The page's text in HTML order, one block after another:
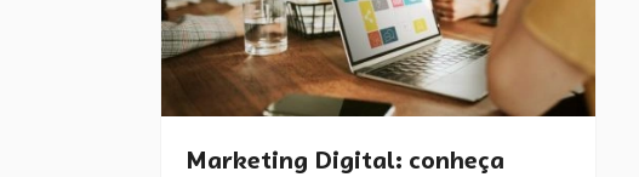
Marketing Digital: conheça